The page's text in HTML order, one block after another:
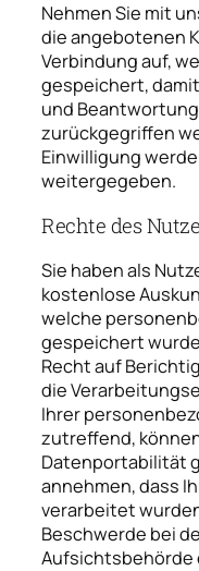
Nehmen Sie mit
die angebotenen
Verbindung auf,
gespeichert,
und
zurückgegriffen
Einwilligung
weitergegeben.
Rechte des
Sie haben als
kostenlose
welche
gespeichert
Recht auf
die
Ihrer
zutreffend,
Datenportabilität
annehmen, dass
verarbeitet
Beschwerde bei
Aufsichtsbehörde